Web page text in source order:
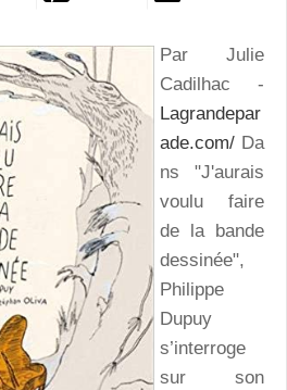
Par Julie
Cadilhac -
Lagrandepar
ade.com/ Da
ns "J'aurais
voulu faire
de la bande
dessinée",
Philippe
Dupuy
s’interroge
sur son